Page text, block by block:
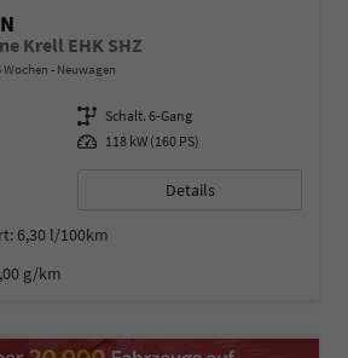
Krell EHK SHZ
Wochen Neuwagen
Getriebe Schalt. 6-Gang
Leistung 118 kW (160 PS)
Details
6,30 l/100km
g/km